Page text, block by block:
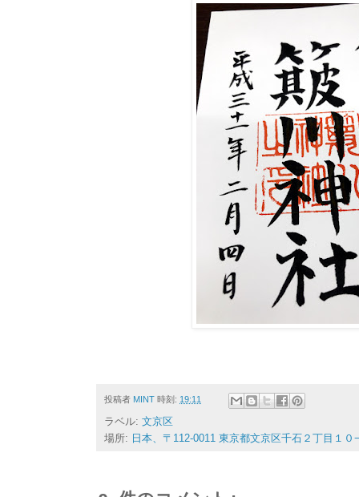
投稿者 MINT 時刻: 19:11
ラベル: 文京区
場所: 日本、〒112-0011 東京都文京区千石２丁目１０